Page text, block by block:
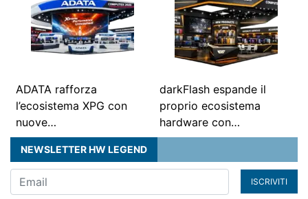
ADATA rafforza
l’ecosistema XPG con
nuove…
darkFlash espande il
proprio ecosistema
hardware con…
NEWSLETTER HW LEGEND
ISCRIVITI